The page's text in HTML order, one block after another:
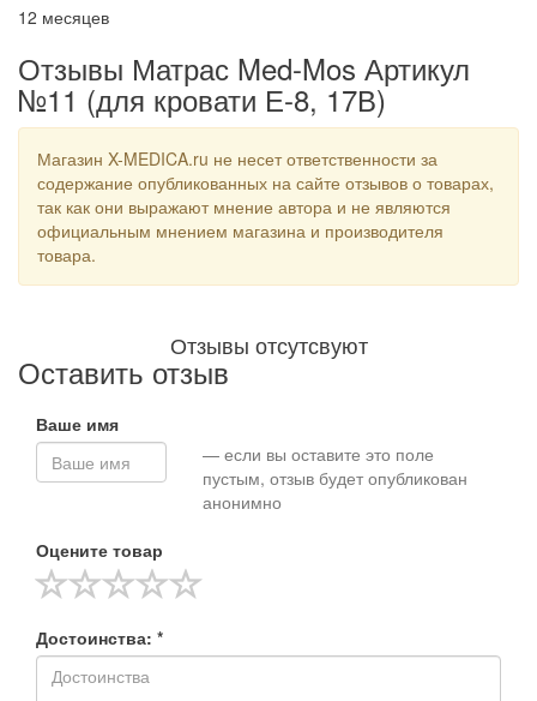
12 месяцев
Отзывы Матрас Med-Mos Артикул
№11 (для кровати Е-8, 17В)
Магазин X-MEDICA.ru не несет ответственности за
содержание опубликованных на сайте отзывов о товарах,
так как они выражают мнение автора и не являются
официальным мнением магазина и производителя
товара.
Отзывы отсутсвуют
Оставить отзыв
Ваше имя
— если вы оставите это поле
пустым, отзыв будет опубликован
анонимно
Оцените товар
Достоинства: *